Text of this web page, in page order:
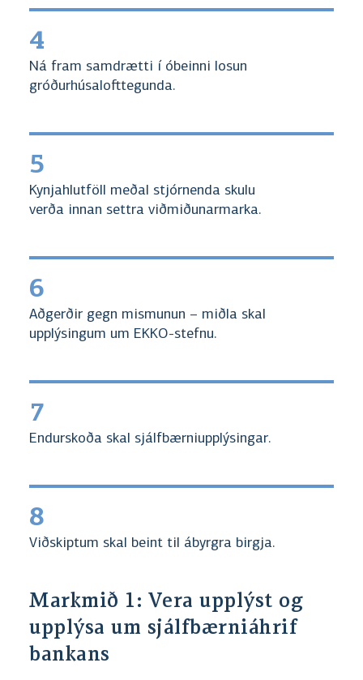
4
Ná fram samdrætti í óbeinni losun
gróðurhúsalofttegunda.
5
Kynjahlutföll meðal stjórnenda skulu
verða innan settra viðmiðunarmarka.
6
Aðgerðir gegn mismunun – miðla skal
upplýsingum um EKKO-stefnu.
7
Endurskoða skal sjálfbærniupplýsingar.
8
Viðskiptum skal beint til ábyrgra birgja.
Markmið 1: Vera upplýst og
upplýsa um sjálfbærniáhrif
bankans